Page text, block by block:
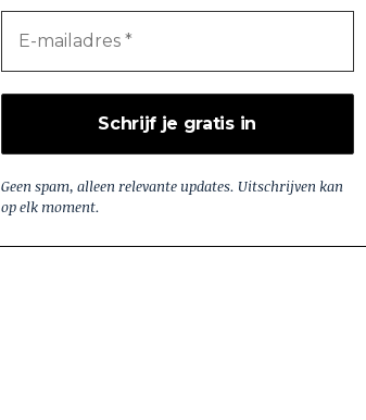
Geen spam, alleen relevante updates. Uitschrijven kan
op elk moment.